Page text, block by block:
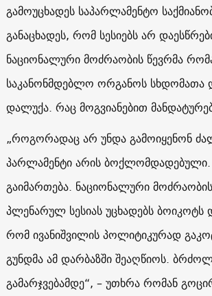
გამოუცხადეს საპარლამენტო
განაცხადეს, რომ სესიებს არ
ნაციონალური მოძრაობის წევრმა
საკანონმდებლო ორგანოს სხდომათა
დალუქა. რაც მოგვიანებით
„როგორადაც არ უნდა გამოიყენონ
პარლამენტი არის
გაიმართება. ნაციონალური
პლენარულ სესიას უცხადებს ბოიკოტს
რომ ივანიშვილის პოლიტიკურად
გუნდმა ამ დარბაზში შეაღწიოს.
გამარჯვებამდე“, – უთხრა რომან